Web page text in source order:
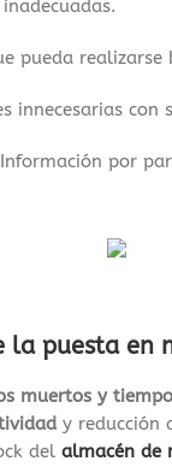
pueda
innecesarias
Información por
la puesta en
muertos y
y reducción
del almacén de